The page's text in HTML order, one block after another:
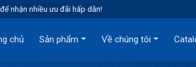
nhận nhiều ưu đãi hấp dẫn!
chủ Sản phẩm Về chúng tôi